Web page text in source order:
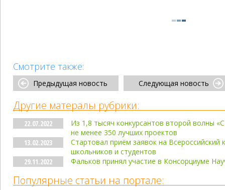
Смотрите также:
Предыдущая новость Следующая новость
Другие матералы рубрики:
22.07.2022
Из 1,8 тысяч конкурсантов второй волны
не менее 350 лучших проектов
13.02.2023
Стартовал приём заявок на Всероссийский
школьников и студентов
29.11.2022
Фальков принял участие в Консорциуме
Популярные статьи на портале: